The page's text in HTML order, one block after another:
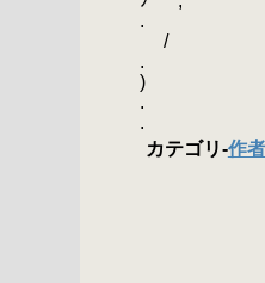
.
/
.
)
. /
.
カテゴリ-作